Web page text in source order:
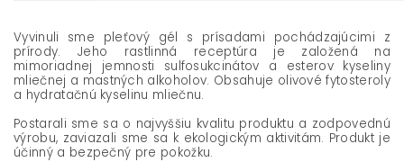
Vyvinuli sme pleťový gél s prísadami pochádzajúcimi z
prírody. Jeho rastlinná receptúra je založená na
mimoriadnej jemnosti sulfosukcinátov a esterov kyseliny
mliečnej a mastných alkoholov. Obsahuje olivové fytosteroly
a hydratačnú kyselinu mliečnu.
Postarali sme sa o najvyššiu kvalitu produktu a zodpovednú
výrobu, zaviazali sme sa k ekologickým aktivitám. Produkt je
účinný a bezpečný pre pokožku.